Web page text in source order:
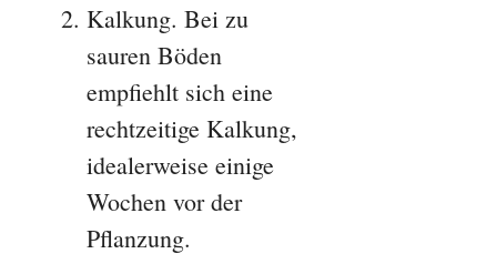
Kalkung. Bei zu
sauren Böden
empfiehlt sich eine
rechtzeitige Kalkung,
idealerweise einige
Wochen vor der
Pflanzung.